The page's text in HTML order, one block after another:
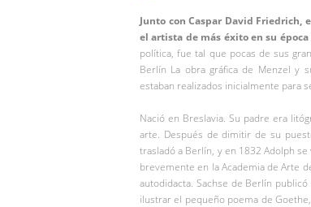
Junto con Caspar David Friedrich,
el artista de más éxito en su
política, fue tal que pocas de sus
Berlín​ La obra gráfica de Menzel y
estaban realizados inicialmente para
Nació en Breslavia. Su padre era
arte. Después de dimitir de su
trasladó a Berlín, y en 1832 Adolph
brevemente en la Academia de Arte
autodidacta.​ Sachse de Berlín
ilustrar el pequeño poema de